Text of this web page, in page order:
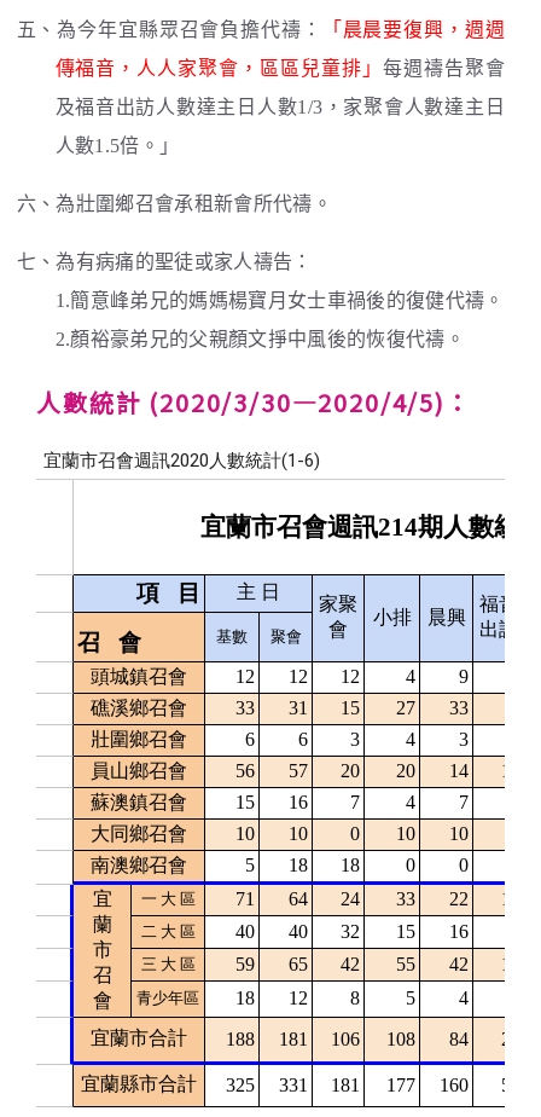
五、為今年宜縣眾召會負擔代禱：
「晨晨要復興，週週
傳福音，人人家聚會，區區兒童排」 每週禱告聚會
及福音出訪人數達主日人數1/3，家聚會人數達主日
人數1.5倍。」
六、為壯圍鄉召會承租新會所代禱。
七、為有病痛的聖徒或家人禱告：
1.簡意峰弟兄的媽媽楊寶月女士車禍後的復健代禱。
2.顏裕豪弟兄的父親顏文掙中風後的恢復代禱。
人數統計 (2020/3/30—2020/4/5)：